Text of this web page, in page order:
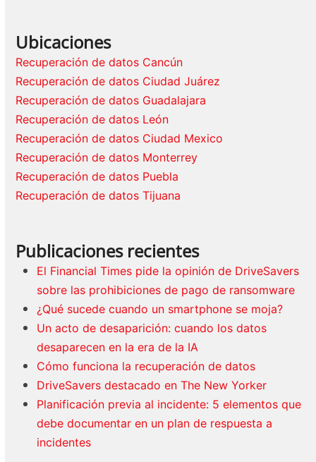
Ubicaciones
Recuperación de datos Cancún
Recuperación de datos Ciudad Juárez
Recuperación de datos Guadalajara
Recuperación de datos León
Recuperación de datos Ciudad Mexico
Recuperación de datos Monterrey
Recuperación de datos Puebla
Recuperación de datos Tijuana
Publicaciones recientes
El Financial Times pide la opinión de DriveSavers
sobre las prohibiciones de pago de ransomware
¿Qué sucede cuando un smartphone se moja?
Un acto de desaparición: cuando los datos
desaparecen en la era de la IA
Cómo funciona la recuperación de datos
DriveSavers destacado en The New Yorker
Planificación previa al incidente: 5 elementos que
debe documentar en un plan de respuesta a
incidentes